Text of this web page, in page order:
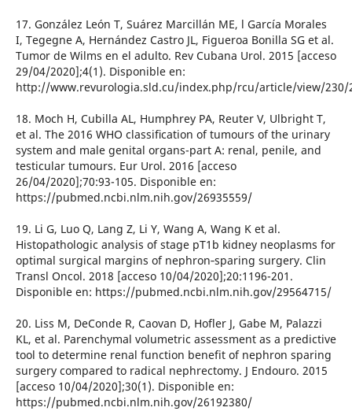
17. González León T, Suárez Marcillán ME, l García Morales
I, Tegegne A, Hernández Castro JL, Figueroa Bonilla SG et al.
Tumor de Wilms en el adulto. Rev Cubana Urol. 2015 [acceso
29/04/2020];4(1). Disponible en:
http://www.revurologia.sld.cu/index.php/rcu/article/view/230/
18. Moch H, Cubilla AL, Humphrey PA, Reuter V, Ulbright T,
et al. The 2016 WHO classiﬁcation of tumours of the urinary
system and male genital organs-part A: renal, penile, and
testicular tumours. Eur Urol. 2016 [acceso
26/04/2020];70:93-105. Disponible en:
https://pubmed.ncbi.nlm.nih.gov/26935559/
19. Li G, Luo Q, Lang Z, Li Y, Wang A, Wang K et al.
Histopathologic analysis of stage pT1b kidney neoplasms for
optimal surgical margins of nephron‑sparing surgery. Clin
Transl Oncol. 2018 [acceso 10/04/2020];20:1196-201.
Disponible en: https://pubmed.ncbi.nlm.nih.gov/29564715/
20. Liss M, DeConde R, Caovan D, Hofler J, Gabe M, Palazzi
KL, et al. Parenchymal volumetric assessment as a predictive
tool to determine renal function benefit of nephron sparing
surgery compared to radical nephrectomy. J Endouro. 2015
[acceso 10/04/2020];30(1). Disponible en:
https://pubmed.ncbi.nlm.nih.gov/26192380/